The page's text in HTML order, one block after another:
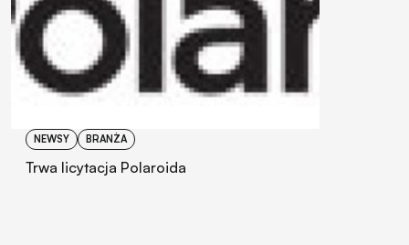
NEWSY BRANŻA
Trwa licytacja Polaroida